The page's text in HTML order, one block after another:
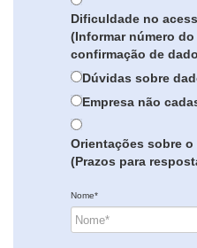
Dificuldade no
(Informar número do
confirmação de
Dúvidas sobre
Empresa não
Orientações sobre
(Prazos para
Nome*